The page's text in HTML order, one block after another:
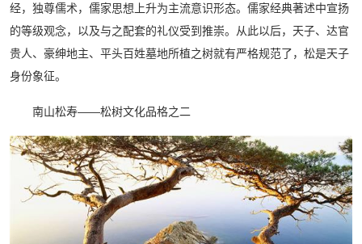
经，独尊儒术，儒家思想上升为主流意识形态。儒家经典著述中宣扬
的等级观念，以及与之配套的礼仪受到推崇。从此以后，天子、达官
贵人、豪绅地主、平头百姓墓地所植之树就有严格规范了，松是天子
身份象征。
南山松寿——松树文化品格之二